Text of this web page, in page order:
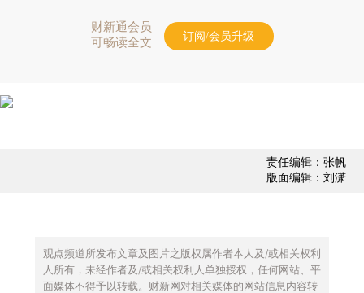
财新通会员
可畅读全文
订阅/会员升级
责任编辑：张帆
版面编辑：刘潇
观点频道所发布文章及图片之版权属作者本人及/或相关权利
人所有，未经作者及/或相关权利人单独授权，任何网站、平
面媒体不得予以转载。财新网对相关媒体的网站信息内容转